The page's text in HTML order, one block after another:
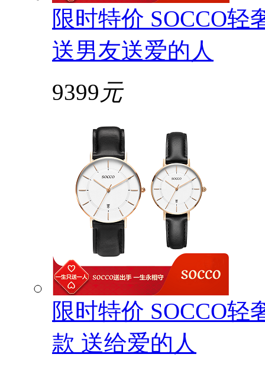
限时特价 SOCCO
送男友送爱的人
9399 元
限时特价 SOCCO
款 送给爱的人